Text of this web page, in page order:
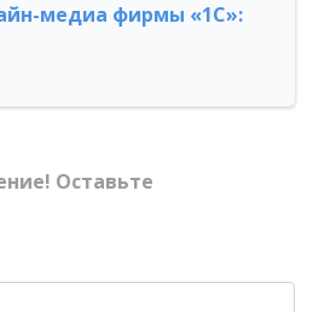
медиа фирмы «1С»:
Оставьте